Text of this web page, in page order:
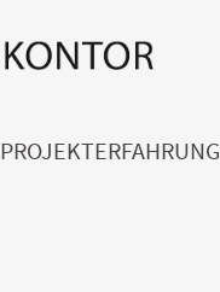
PROJEKTERFAHRUNG